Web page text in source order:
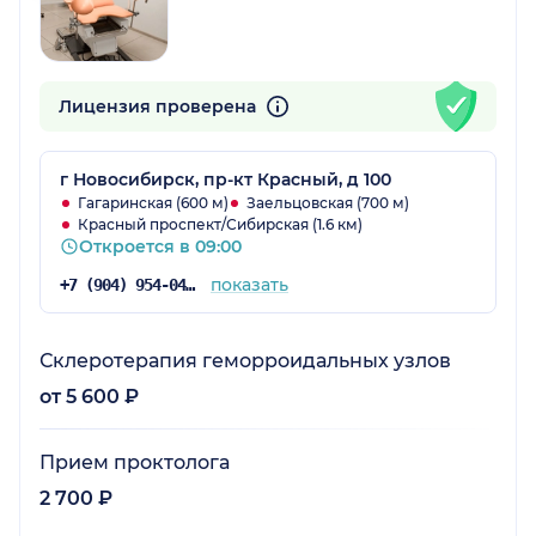
Лицензия проверена
г Новосибирск, пр-кт Красный, д 100
Гагаринская (600 м)
Заельцовская (700 м)
Красный проспект/Сибирская (1.6 км)
Откроется в 09:00
+7 (904) 954-04-97 показать
Склеротерапия геморроидальных узлов
от 5 600 ₽
Прием проктолога
2 700 ₽